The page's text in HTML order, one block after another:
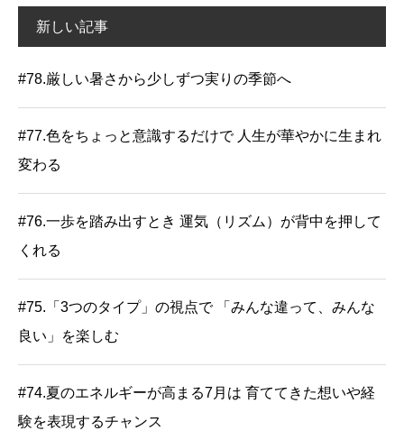
新しい記事
#78.厳しい暑さから少しずつ実りの季節へ
#77.色をちょっと意識するだけで 人生が華やかに生まれ
変わる
#76.一歩を踏み出すとき 運気（リズム）が背中を押して
くれる
#75.「3つのタイプ」の視点で 「みんな違って、みんな
良い」を楽しむ
#74.夏のエネルギーが高まる7月は 育ててきた想いや経
験を表現するチャンス